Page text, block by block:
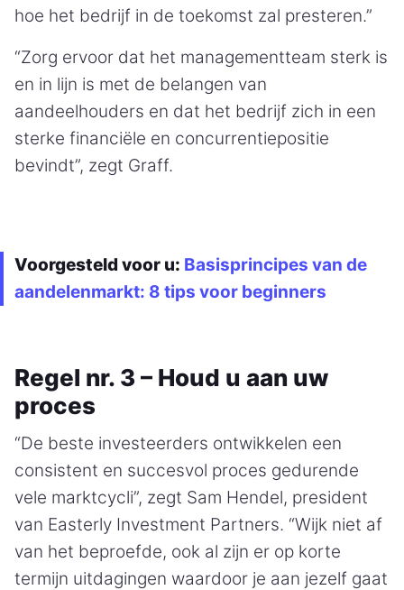
hoe het bedrijf in de toekomst zal presteren.”
“Zorg ervoor dat het managementteam sterk is
en in lijn is met de belangen van
aandeelhouders en dat het bedrijf zich in een
sterke financiële en concurrentiepositie
bevindt”, zegt Graff.
Voorgesteld voor u: Basisprincipes van de
aandelenmarkt: 8 tips voor beginners
Regel nr. 3 – Houd u aan uw
proces
“De beste investeerders ontwikkelen een
consistent en succesvol proces gedurende
vele marktcycli”, zegt Sam Hendel, president
van Easterly Investment Partners. “Wijk niet af
van het beproefde, ook al zijn er op korte
termijn uitdagingen waardoor je aan jezelf gaat